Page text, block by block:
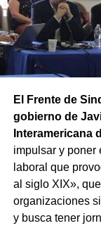
convocada por
El Frente de
gobierno de
Interamericana
impulsar y poner
laboral que
al siglo XIX»,
organizaciones
y busca tener